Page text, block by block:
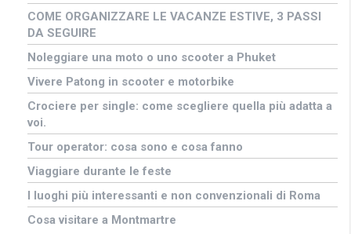
COME ORGANIZZARE LE VACANZE ESTIVE, 3 PASSI
DA SEGUIRE
Noleggiare una moto o uno scooter a Phuket
Vivere Patong in scooter e motorbike
Crociere per single: come scegliere quella più adatta a
voi.
Tour operator: cosa sono e cosa fanno
Viaggiare durante le feste
I luoghi più interessanti e non convenzionali di Roma
Cosa visitare a Montmartre